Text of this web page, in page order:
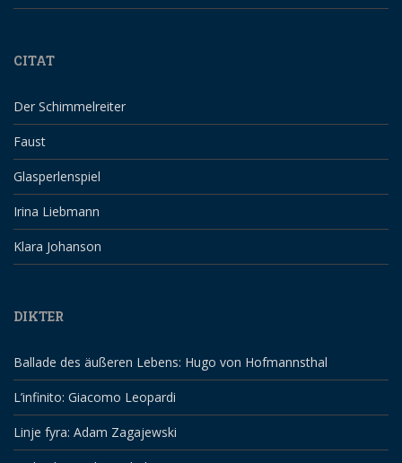
CITAT
Der Schimmelreiter
Faust
Glasperlenspiel
Irina Liebmann
Klara Johanson
DIKTER
Ballade des äußeren Lebens: Hugo von Hofmannsthal
L’infinito: Giacomo Leopardi
Linje fyra: Adam Zagajewski